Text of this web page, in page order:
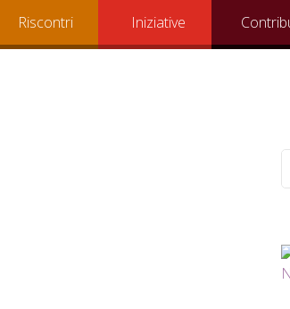
Riscontri Iniziative